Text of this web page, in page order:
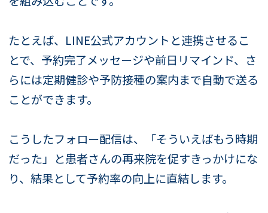
たとえば、LINE公式アカウントと連携させるこ
とで、予約完了メッセージや前日リマインド、さ
らには定期健診や予防接種の案内まで自動で送る
ことができます。
こうしたフォロー配信は、「そういえばもう時期
だった」と患者さんの再来院を促すきっかけにな
り、結果として予約率の向上に直結します。